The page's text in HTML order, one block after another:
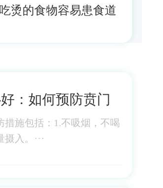
烫的食物容易患食道
：如何预防贲门
措施包括：1.不吸烟，不喝
入。···